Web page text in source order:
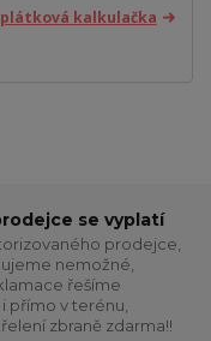
kalkulačka
se vyplatí
prodejce,
nemožné,
řešíme
přímo v terénu,
zbraně zdarma!!